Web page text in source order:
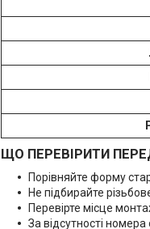
ЩО ПЕРЕВІРИТИ
Порівняйте форму
Не підбирайте
Перевірте місце
За відсутності